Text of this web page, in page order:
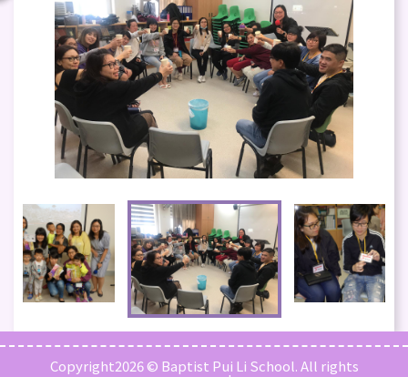
Copyright2026 © Baptist Pui Li School. All rights